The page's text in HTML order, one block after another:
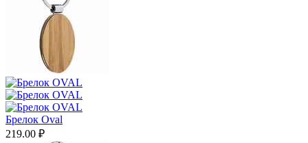
Брелок Oval
219.00 ₽